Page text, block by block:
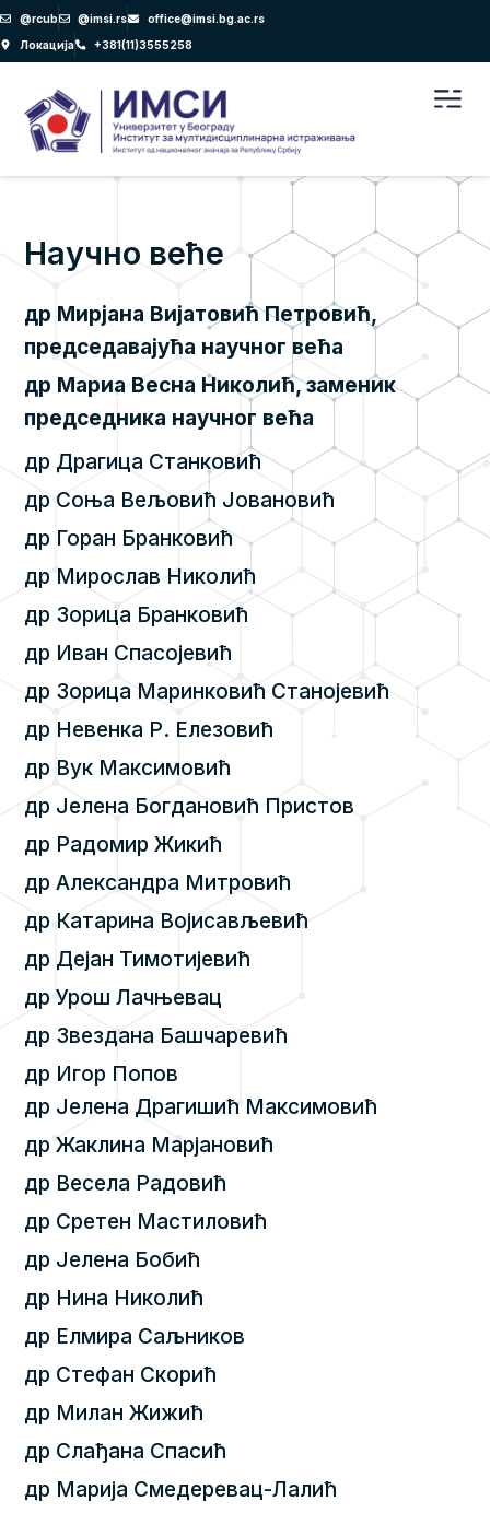
Пређи
на
садржај
@rcub @imsi.rs
office@imsi.bg.ac.rs
Локација
+381(11)3555258
Научно веће
др Мирјана Вијатовић Петровић,
председавајућа научног већа
др Мариа Весна Николић, заменик
председника научног већа
др Драгица Станковић
др Соња Вељовић Јовановић
др Горан Бранковић
др Мирослав Николић
др Зорица Бранковић
др Иван Спасојевић
др Зорица Маринковић Станојевић
др Невенка Р. Елезовић
др Вук Максимовић
др Јелена Богдановић Пристов
др Радомир Жикић
др Александра Митровић
др Катарина Војисављевић
др Дејан Тимотијевић
др Урош Лачњевац
др Звездана Башчаревић
др Игор Попов
др Јелена Драгишић Максимовић
др Жаклина Марјановић
др Весела Радовић
др Сретен Мастиловић
др Јелена Бобић
др Нина Николић
др Елмира Саљников
др Стефан Скорић
др Милан Жижић
др Слађана Спасић
др Марија Смедеревац-Лалић